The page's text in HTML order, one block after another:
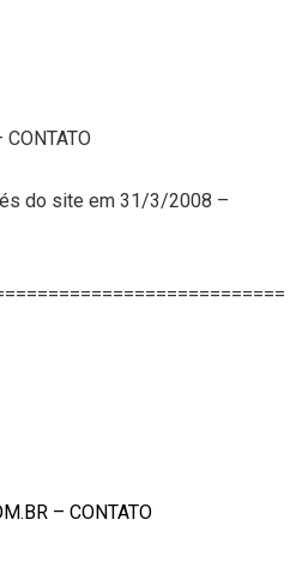
do site em 31/3/2008 –
– CONTATO